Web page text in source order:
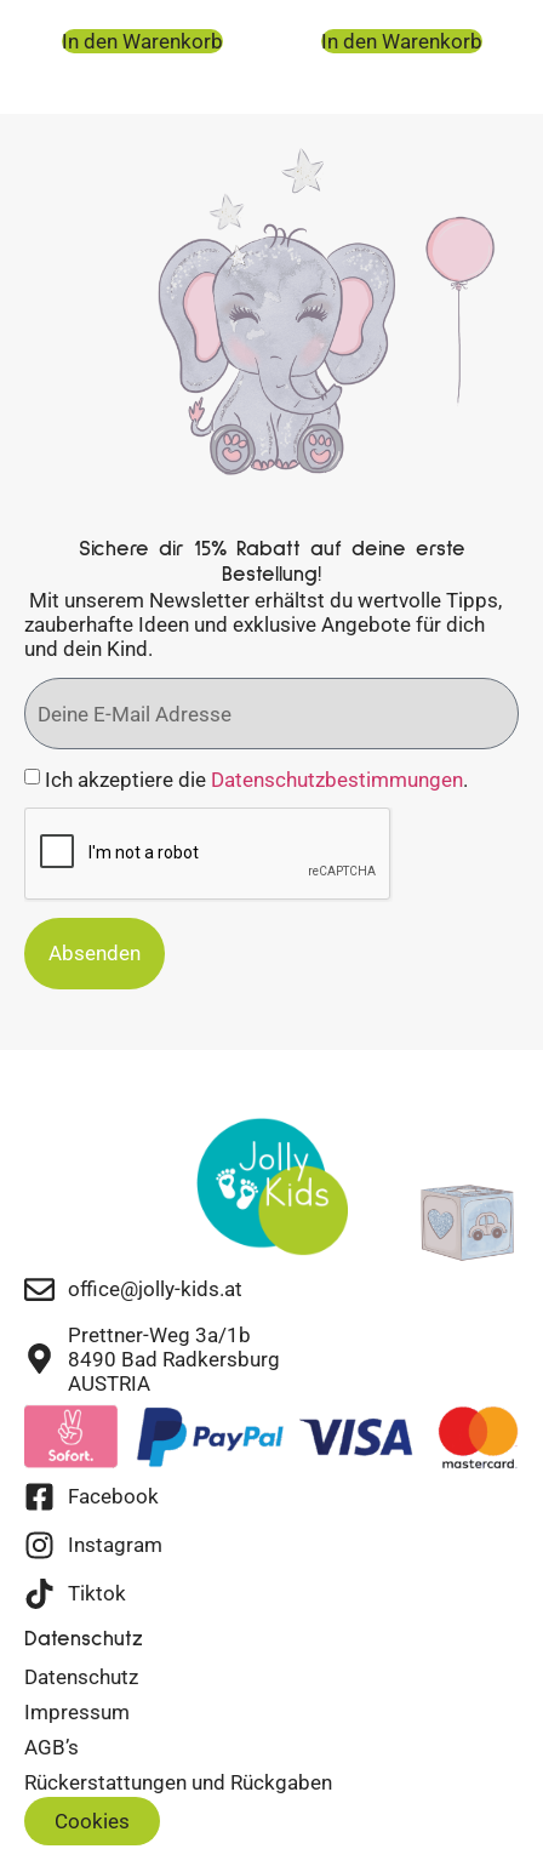
In den Warenkorb In den Warenkorb
Sichere dir 15% Rabatt auf deine erste
Bestellung!
Mit unserem Newsletter erhältst du wertvolle Tipps,
zauberhafte Ideen und exklusive Angebote für dich
und dein Kind.
Ich akzeptiere die Datenschutzbestimmungen.
Absenden
office@jolly-kids.at
Prettner-Weg 3a/1b
8490 Bad Radkersburg
AUSTRIA
Facebook
Instagram
Tiktok
Datenschutz
Datenschutz
Impressum
AGB’s
Rückerstattungen und Rückgaben
Cookies